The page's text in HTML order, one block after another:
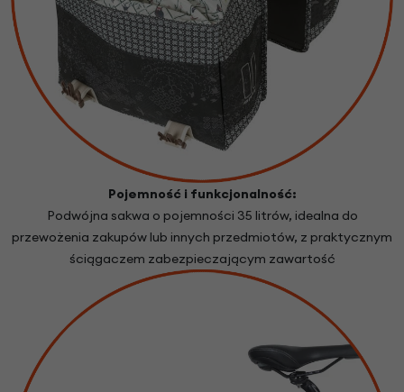
Pojemność i funkcjonalność:
Podwójna sakwa o pojemności 35 litrów, idealna do
przewożenia zakupów lub innych przedmiotów, z praktycznym
ściągaczem zabezpieczającym zawartość